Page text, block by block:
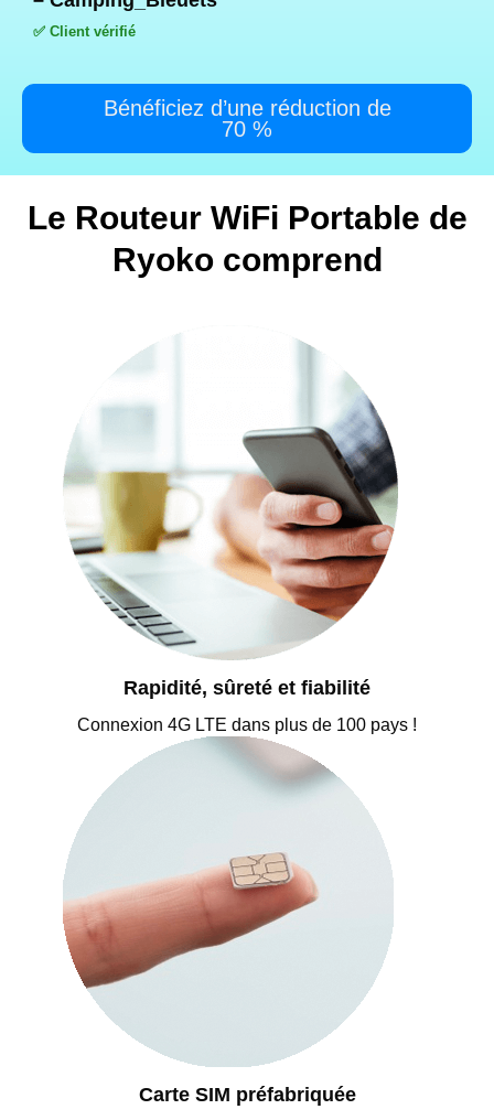
✅ Client vérifié
Bénéficiez d’une réduction de
70 %
Le Routeur WiFi Portable de
Ryoko comprend
Rapidité, sûreté et fiabilité
Connexion 4G LTE dans plus de 100 pays !
Carte SIM préfabriquée